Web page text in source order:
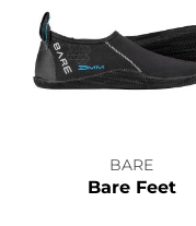
BARE
Bare Feet